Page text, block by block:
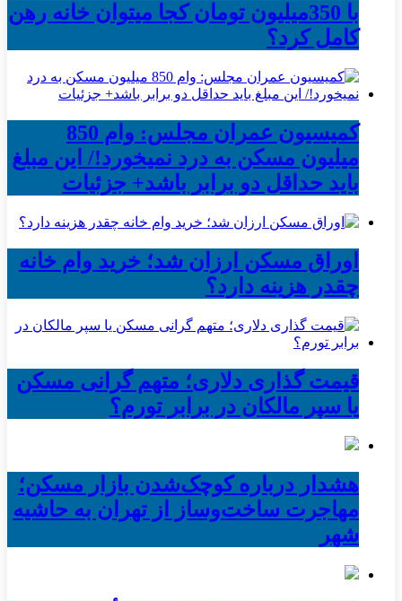
با 350میلیون تومان کجا میتوان خانه رهن
کامل کرد؟
کمیسیون عمران مجلس: وام 850
میلیون مسکن به درد نمیخورد!/ این مبلغ
باید حداقل دو برابر باشد+ جزئیات
اوراق مسکن ارزان شد؛ خرید وام خانه
چقدر هزینه دارد؟
قیمت گذاری دلاری؛ متهم گرانی مسکن
یا سپر مالکان در برابر تورم؟
هشدار درباره کوچک‌شدن بازار مسکن؛
مهاجرت ساخت‌وساز از تهران به حاشیه‌
شهر